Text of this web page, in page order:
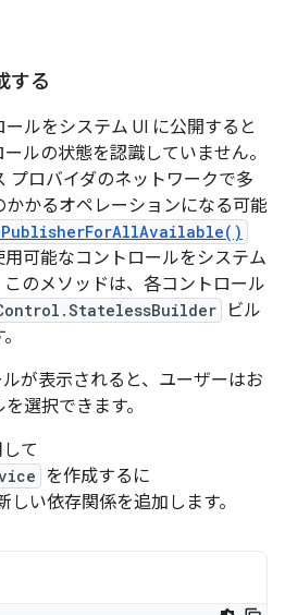
する
ルをシステム UI に公開すると
ルの状態を認識していません。
プロバイダのネットワークで多
かかるオペレーションになる可能
可能なコントロールをシステム
のメソッドは、各コントロール
ビル
が表示されると、ユーザーはお
選択できます。
て
を作成するに
しい依存関係を追加します。